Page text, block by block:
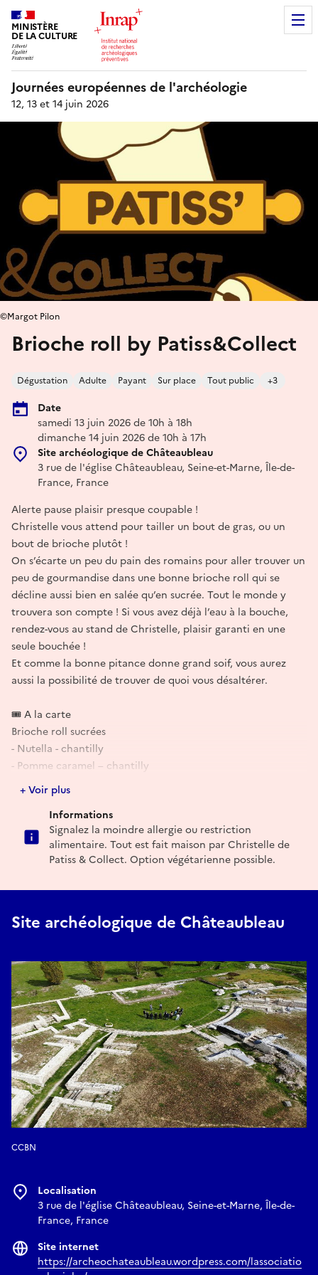
MINISTÈRE
DE LA CULTURE
Journées européennes de l'archéologie
12, 13 et 14 juin 2026
Brioche roll by Patiss&Collect
Dégustation Adulte Payant Sur place Tout public +3
Date
samedi 13 juin 2026 de 10h à 18h
dimanche 14 juin 2026 de 10h à 17h
Site archéologique de Châteaubleau
3 rue de l'église Châteaubleau, Seine-et-Marne, Île-de-
France, France
©Margot Pilon
Alerte pause plaisir presque coupable !
Christelle vous attend pour tailler un bout de gras, ou un
bout de brioche plutôt !
On s’écarte un peu du pain des romains pour aller trouver un
peu de gourmandise dans une bonne brioche roll qui se
décline aussi bien en salée qu’en sucrée. Tout le monde y
trouvera son compte ! Si vous avez déjà l’eau à la bouche,
rendez-vous au stand de Christelle, plaisir garanti en une
seule bouchée !
Et comme la bonne pitance donne grand soif, vous aurez
aussi la possibilité de trouver de quoi vous désaltérer.
🎟 A la carte
Brioche roll sucrées
- Nutella - chantilly
- Pomme caramel – chantilly
- Fruits rouges - chantilly
Brioche roll salées
- A l’italienne
(mozzarella, tomate, salade, jambon de pays)
Frites
- Cannette soda
- Eau
+ Voir plus
Informations
Signalez la moindre allergie ou restriction
alimentaire. Tout est fait maison par Christelle de
Patiss & Collect. Option végétarienne possible.
Site archéologique de Châteaubleau
CCBN
Localisation
3 rue de l'église Châteaubleau, Seine-et-Marne, Île-de-
France, France
Site internet
https://archeochateaubleau.wordpress.com/lassociatio